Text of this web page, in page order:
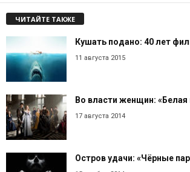
ЧИТАЙТЕ ТАКЖЕ
Кушать подано: 40 лет
11 августа 2015
Во власти женщин: «Белая
17 августа 2014
Остров удачи: «Чёрные